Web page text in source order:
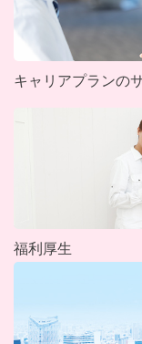
キャリアプランの
福利厚生